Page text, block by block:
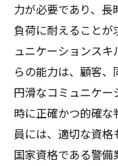
力が必要であり、
負荷に耐えることが
ュニケーションス
らの能力は、顧客
円滑なコミュニケ
時に正確かつ的確
員には、適切な資
国家資格である警備